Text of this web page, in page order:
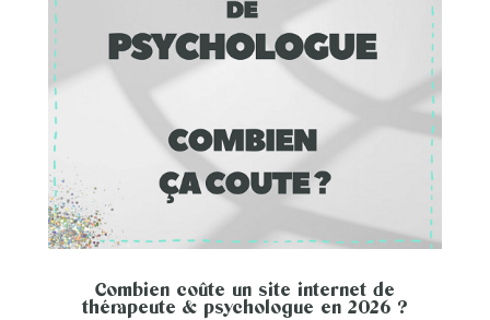
Combien coûte un site internet de
thérapeute & psychologue en 2026 ?